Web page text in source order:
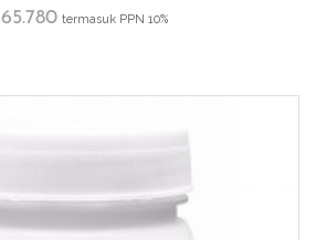
65.780 termasuk PPN 10%